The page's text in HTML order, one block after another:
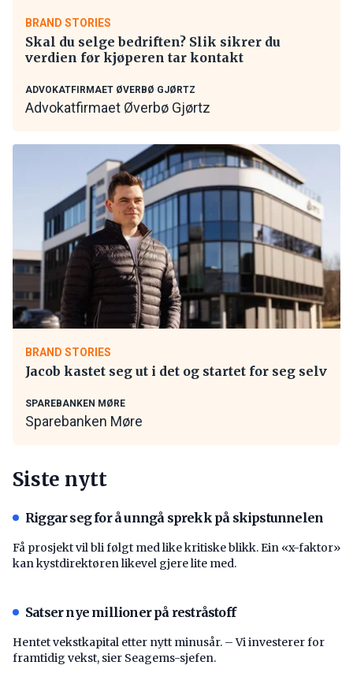
BRAND STORIES
Skal du selge bedriften? Slik sikrer du
verdien før kjøperen tar kontakt
ADVOKATFIRMAET ØVERBØ GJØRTZ
Advokatfirmaet Øverbø Gjørtz
BRAND STORIES
Jacob kastet seg ut i det og startet for seg selv
SPAREBANKEN MØRE
Sparebanken Møre
Siste nytt
Riggar seg for å unngå sprekk på skipstunnelen
Få prosjekt vil bli følgt med like kritiske blikk. Ein «x-faktor»
kan kystdirektøren likevel gjere lite med.
Satser nye millioner på restråstoff
Hentet vekstkapital etter nytt minusår. – Vi investerer for
framtidig vekst, sier Seagems-sjefen.